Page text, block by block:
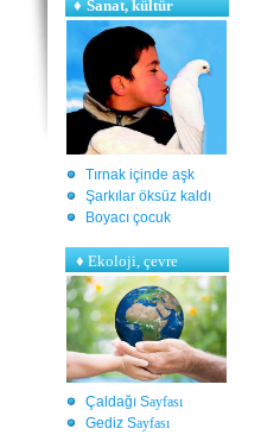
♦ Sanat, kültür
Tırnak içinde aşk
Şarkılar öksüz kaldı
Boyacı çocuk
♦Ekoloji, çevre
Çaldağı Sayfası
Gediz Sayfası